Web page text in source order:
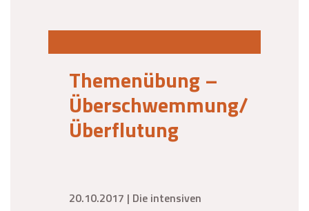
Themenübung –
Überschwemmung/
Überflutung
20.10.2017 | Die intensiven